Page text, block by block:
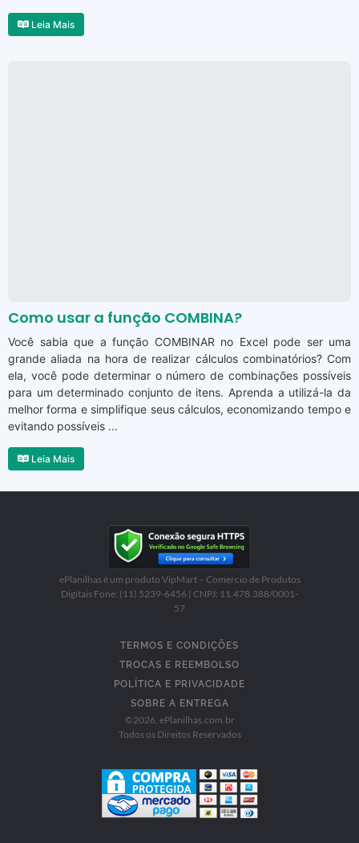
Leia Mais
Como usar a função COMBINA?
Você sabia que a função COMBINAR no Excel pode ser uma
grande aliada na hora de realizar cálculos combinatórios? Com
ela, você pode determinar o número de combinações possíveis
para um determinado conjunto de itens. Aprenda a utilizá-la da
melhor forma e simplifique seus cálculos, economizando tempo e
evitando possíveis ...
Leia Mais
ePlanilhas é um produto VipMart – Comercio de Produtos
Digitais Fone: (11) 5239-6456 | CNPJ: 11.478.388/0001-
57
TERMOS E CONDIÇÕES
TROCAS E REEMBOLSO
POLÍTICA E PRIVACIDADE
SOBRE A ENTREGA
©2026 , ePlanilhas.com.br
Todos os Direitos Reservados